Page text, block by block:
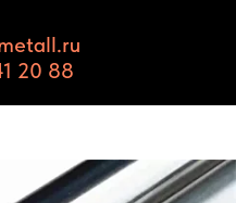
20 88